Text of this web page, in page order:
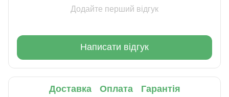
Додайте перший відгук
Написати відгук
Доставка Оплата Гарантія